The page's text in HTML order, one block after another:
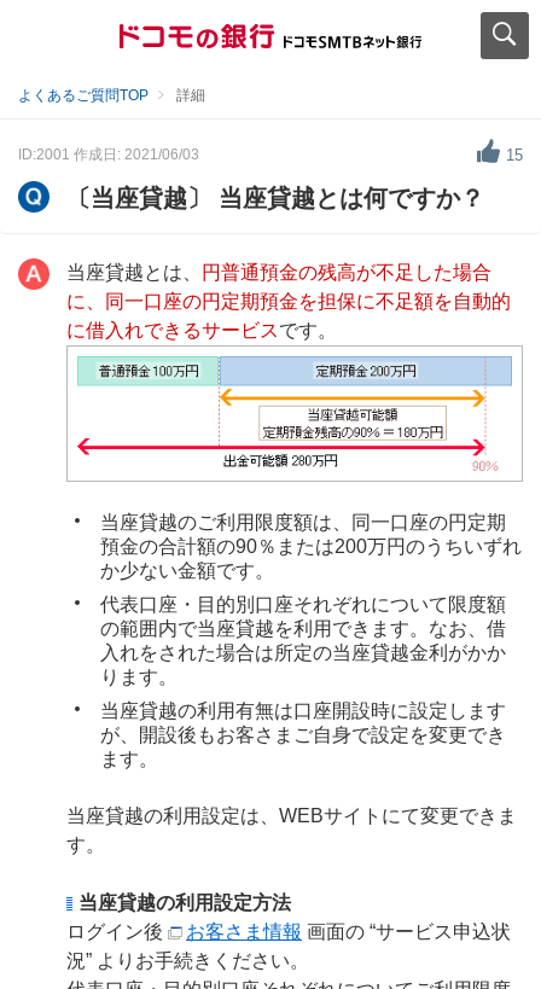
よくあるご質問TOP 詳細
ID:2001 作成日: 2021/06/03 15
〔当座貸越〕 当座貸越とは何ですか？
当座貸越とは、
円普通預金の残高が不足した場合
に、同一口座の円定期預金を担保に不足額を自動的
に借入れできるサービスです。
当座貸越のご利用限度額は、同一口座の円定期
預金の合計額の90％または200万円のうちいずれ
か少ない金額です。
代表口座・目的別口座それぞれについて限度額
の範囲内で当座貸越を利用できます。なお、借
入れをされた場合は所定の当座貸越金利がかか
ります。
当座貸越の利用有無は口座開設時に設定します
が、開設後もお客さまご自身で設定を変更でき
ます。
当座貸越の利用設定は、WEBサイトにて変更できま
す。
当座貸越の利用設定方法
ログイン後
お客さま情報 画面の “サービス申込状
況” よりお手続きください。